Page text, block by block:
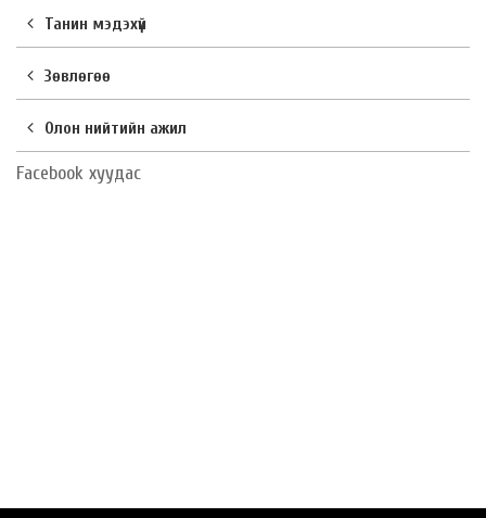
Танин мэдэхүй
Зөвлөгөө
Олон нийтийн ажил
Facebook хуудас